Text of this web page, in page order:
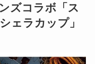
ズコラボ「ス
ェラカップ」